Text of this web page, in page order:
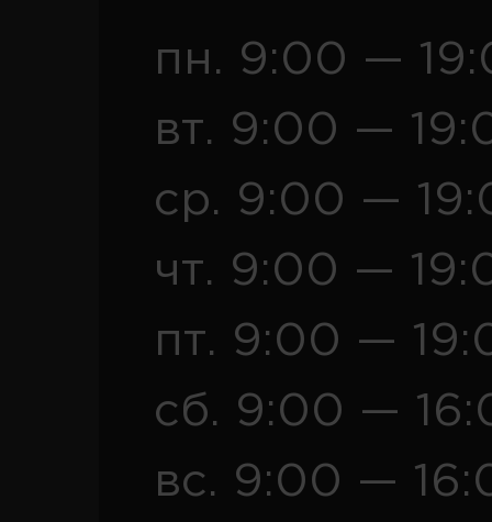
пн. 9:00 —
вт. 9:00 —
ср. 9:00 —
чт. 9:00 —
пт. 9:00 —
сб. 9:00 —
вс. 9:00 —